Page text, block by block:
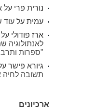
נורית פרי על
עמית על עוד
ארז פודולי על
"ספרות
גיורא פישר
תשובה
ארכיונים